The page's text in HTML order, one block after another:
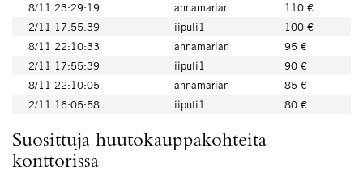
8/11 23:29:19
annamarian
110 €
2/11 17:55:39
iipuli1
100 €
8/11 22:10:33
annamarian
95 €
2/11 17:55:39
iipuli1
90 €
8/11 22:10:05
annamarian
85 €
2/11 16:05:58
iipuli1 80 €
Suosittuja huutokauppakohteita
konttorissa